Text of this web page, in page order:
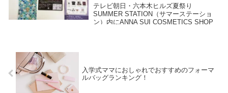
テレビ朝日・六本木ヒルズ夏祭り
SUMMER STATION（サマーステーショ
ン）内にANNA SUI COSMETICS SHOP
をまとめたのでご紹介いたします。 私が
購入したアナスイのコスメアイテムも載せ
入学式ママにおしゃれでおすすめのフォーマ
ルバッグランキング！